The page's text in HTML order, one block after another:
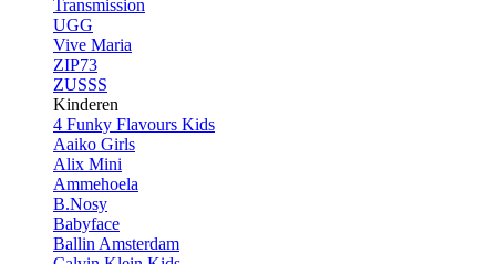
Transmission
UGG
Vive Maria
ZIP73
ZUSSS
Kinderen
4 Funky Flavours Kids
Aaiko Girls
Alix Mini
Ammehoela
B.Nosy
Babyface
Ballin Amsterdam